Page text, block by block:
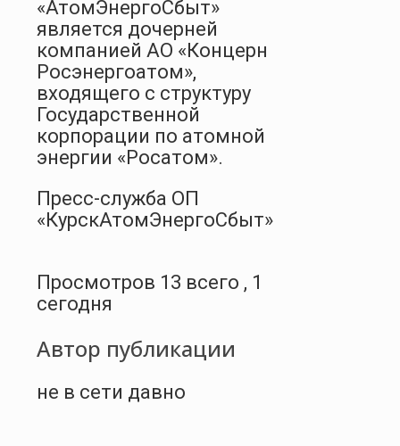
«АтомЭнергоСбыт»
является дочерней
компанией АО «Концерн
Росэнергоатом»,
входящего с структуру
Государственной
корпорации по атомной
энергии «Росатом».
Пресс-служба ОП
«КурскАтомЭнергоСбыт»
Просмотров 13 всего , 1
сегодня
Автор публикации
не в сети давно